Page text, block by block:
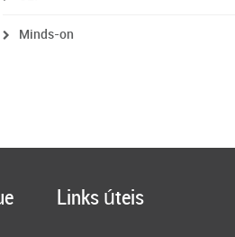
Minds-on
Links úteis